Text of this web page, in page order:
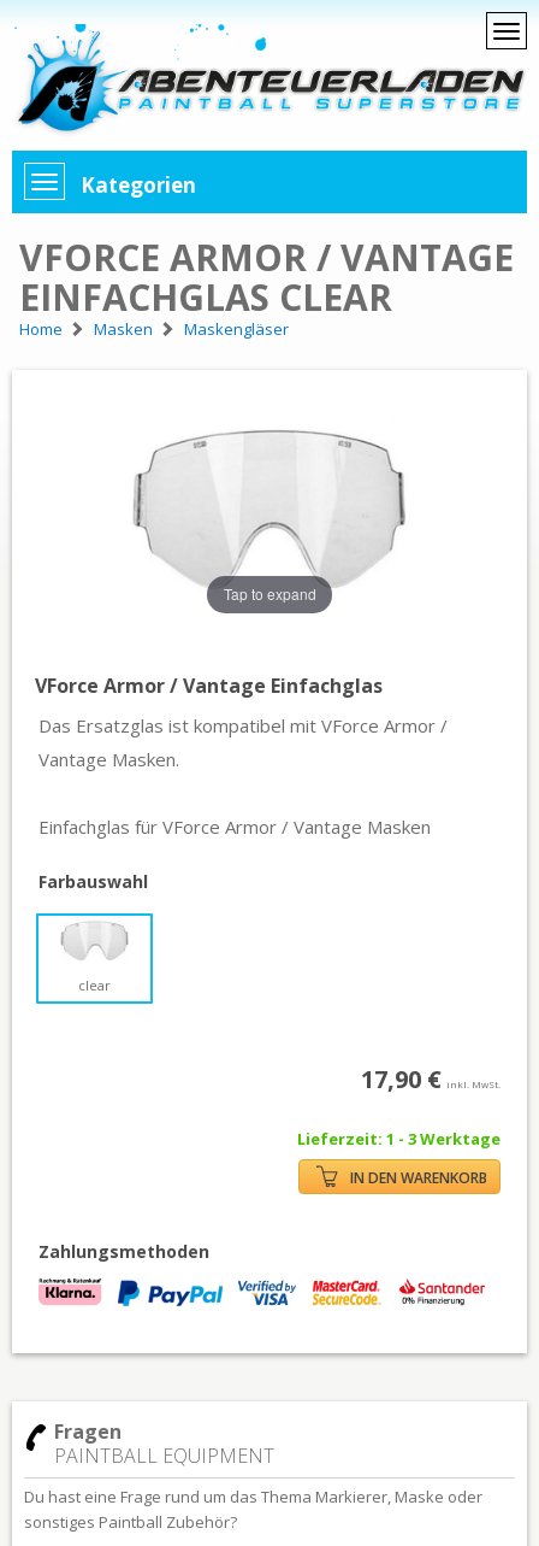
Kategorien
VFORCE ARMOR / VANTAGE
EINFACHGLAS CLEAR
Home Masken Maskengläser
Tap to expand
VForce Armor / Vantage Einfachglas
Das Ersatzglas ist kompatibel mit VForce Armor /
Vantage Masken.
Einfachglas für VForce Armor / Vantage Masken
Farbauswahl
clear
17,90 € inkl. MwSt.
Lieferzeit: 1 - 3 Werktage
IN DEN WARENKORB
Zahlungsmethoden
Fragen
PAINTBALL EQUIPMENT
Du hast eine Frage rund um das Thema Markierer, Maske oder
sonstiges Paintball Zubehör?